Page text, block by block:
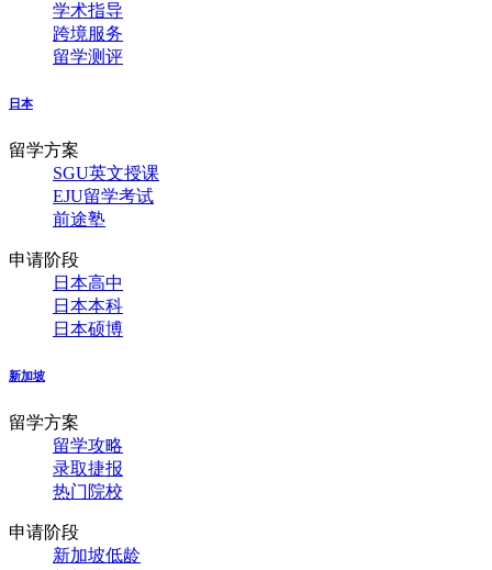
学术指导
跨境服务
留学测评
日本
留学方案
SGU英文授课
EJU留学考试
前途塾
申请阶段
日本高中
日本本科
日本硕博
新加坡
留学方案
留学攻略
录取捷报
热门院校
申请阶段
新加坡低龄